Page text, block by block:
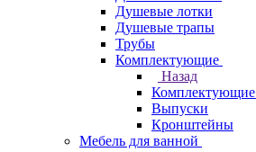
Душевые лотки
Душевые трапы
Трубы
Комплектующие
Назад
Комплектующие
Выпуски
Кронштейны
Мебель для ванной